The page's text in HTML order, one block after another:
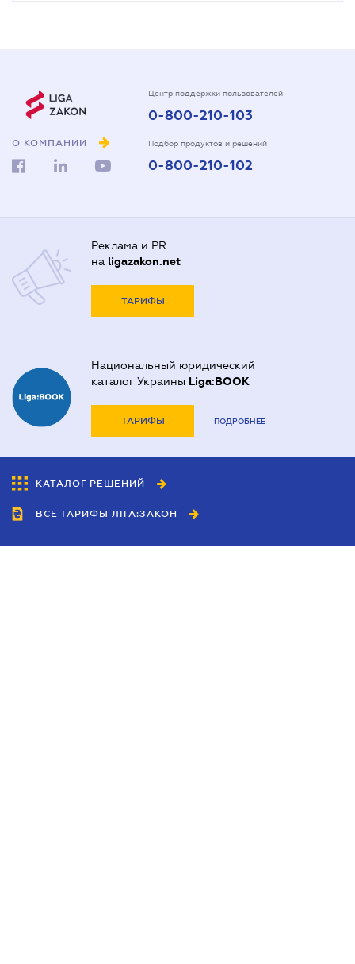
О КОМПАНИИ
Центр поддержки пользователей
0-800-210-103
Подбор продуктов и решений
0-800-210-102
Реклама и PR
на ligazakon.net
ТАРИФЫ
Национальный юридический
каталог Украины Liga:BOOK
ТАРИФЫ ПОДРОБНЕЕ
КАТАЛОГ РЕШЕНИЙ
ВСЕ ТАРИФЫ ЛІГА:ЗАКОН